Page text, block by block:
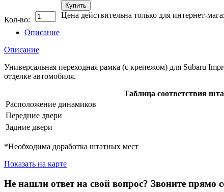
Кол-во:
Купить
Цена действительна только для интернет-
Описание
Описание
Универсальная переходная рамка (с крепежом) для Subaru
отделке автомобиля.
Таблица соответствия
Расположение динамиков
Передние двери
Задние двери
*Необходима доработка штатных мест
Показать на карте
Не нашли ответ на свой вопрос? Звоните прямо